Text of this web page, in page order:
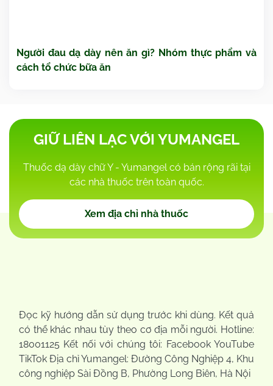
Người đau dạ dày nên ăn gì? Nhóm thực phẩm và
cách tổ chức bữa ăn
GIỮ LIÊN LẠC VỚI YUMANGEL
Thuốc dạ dày chữ Y - Yumangel có bán rộng rãi tại
các nhà thuốc trên toàn quốc.
Xem địa chỉ nhà thuốc
Đọc kỹ hướng dẫn sử dụng trước khi dùng. Kết quả
có thể khác nhau tùy theo cơ địa mỗi người. Hotline:
18001125 Kết nối với chúng tôi: Facebook YouTube
TikTok Địa chỉ Yumangel: Đường Công Nghiệp 4, Khu
công nghiệp Sài Đồng B, Phường Long Biên, Hà Nội